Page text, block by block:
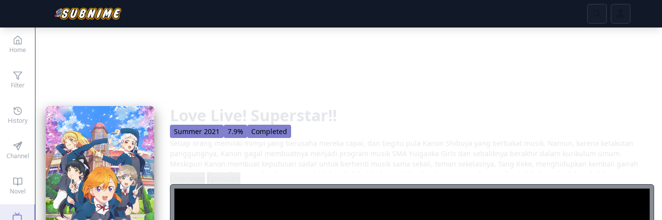
Home
Filter
History
Channel
Novel
Love Live! Superstar!!
Summer 2021 7.9%
Completed
Setiap orang memiliki mimpi yang berusaha mereka capai, dan begitu pula Kanon Shibuya yang berbakat musik. Namun, karena ketakutan
panggungnya, Kanon gagal membuatnya menjadi program musik SMA Yuigaoka Girls dan sebaliknya berakhir dalam kurikulum umum.
Meskipun Kanon membuat keputusan sadar untuk berhenti musik sama sekali, teman sekelasnya, Tang Keke, menghidupkan kembali gairah
Kanon untuk musiknya sendiri: hasrat untuk idola sekolah. Meskipun Keke dan Kanon mencoba membentuk kelompok idola sekolah, upaya
mereka memenuhi keberatan yang kuat dari Ren Hazuki, putri direktur sekolah. Meski begitu, para gadis segera mengunjungi sutradara, yang